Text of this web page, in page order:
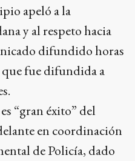
apeló a la
y al respeto hacia
difundido horas
que fue difundida a
“gran éxito” del
en coordinación
de Policía, dado